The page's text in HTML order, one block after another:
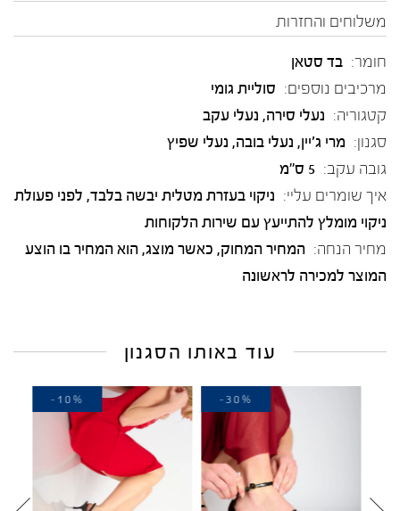
משלוחים והחזרות
חומר: בד סטאן
מרכיבים נוספים: סוליית גומי
קטגוריה: נעלי סירה, נעלי עקב
סגנון: מרי ג'יין, נעלי בובה, נעלי שפיץ
גובה עקב: 5 ס"מ
איך שומרים עליי: ניקוי בעזרת מטלית יבשה בלבד, לפני פעולת
ניקוי מומלץ להתייעץ עם שירות הלקוחות
מחיר הנחה: המחיר המחוק, כאשר מוצג, הוא המחיר בו הוצע
המוצר למכירה לראשונה
עוד באותו הסגנון
-30%
-10%